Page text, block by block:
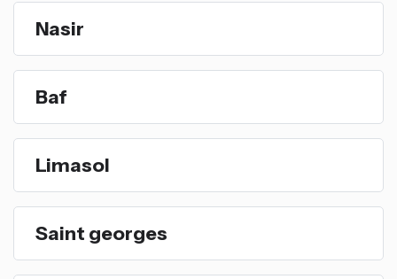
Nasir
Baf
Limasol
Saint georges